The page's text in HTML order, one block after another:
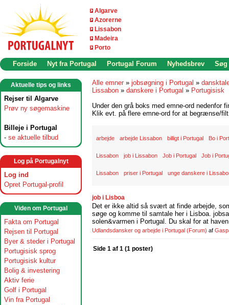
Algarve
Azorerne
Lissabon
Madeira
Porto
Forside Nyt fra Portugal Portugal Forum Nyhedsbrev Søg
Aktuelle tips og links
Rejser til Algarve
Prøv ny søgemaskine
Billeje i Portugal
- se aktuelle tilbud
Log på Portugalnyt
Log ind
Opret Portugal-profil
Viden om Portugal
Fakta om Portugal
Rejsen til Portugal
Byer & steder i Portugal
Portugisisk sprog
Portugisisk kultur
Bolig & investering
Aktiv ferie
Golf i Portugal
Vin fra Portugal
Alle emner » jobsøgning i Portugal »
Lissabon » danskere i Portugal » Portugisisk
Under den grå boks med emne-ord nedenfor
Klik evt. på flere emne-ord for at begrænse/
arbejde arbejde Lissabon billigt i Portugal Bo i
Lissabon job i Lissabon Job i Portugal Job i
Lissabon priser i Portugal unge danskere i
job i Lisboa
Det er ikke altid så svært at finde arbejde,
søge og komme til samtale her i Lisboa.
solen&varmen i Portugal. Du skal for at
Udlandsdansker og arbejde i Portugal (Forum) af
Side 1 af 1 (1 poster)